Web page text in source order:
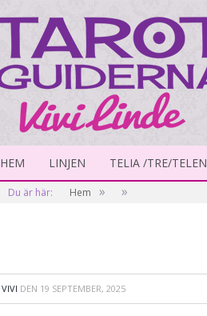
HEM LINJEN TELIA /TRE/
Du är här: Hem » »
VIVI DEN 19 SEPTEMBER, 2025